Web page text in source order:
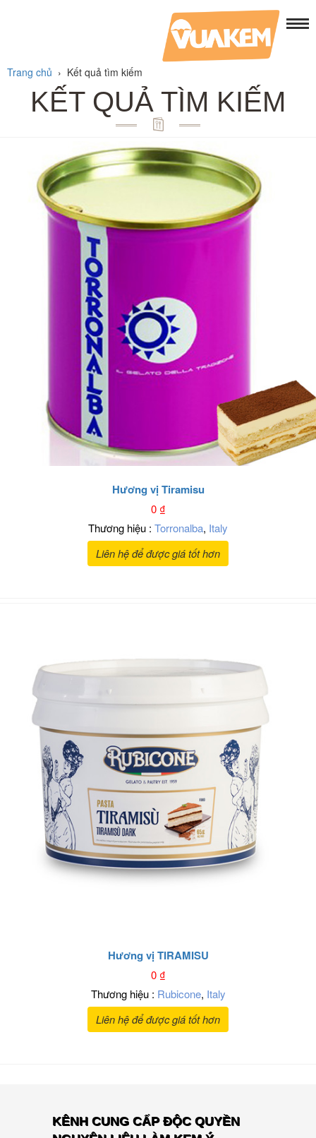
Trang chủ › Kết quả tìm kiếm
KẾT QUẢ TÌM KIẾM
Hương vị Tiramisu
0₫
Thương hiệu : Torronalba, Italy
Liên hệ để được giá tốt hơn
Hương vị TIRAMISU
0₫
Thương hiệu : Rubicone, Italy
Liên hệ để được giá tốt hơn
KÊNH CUNG CẤP ĐỘC QUYỀN